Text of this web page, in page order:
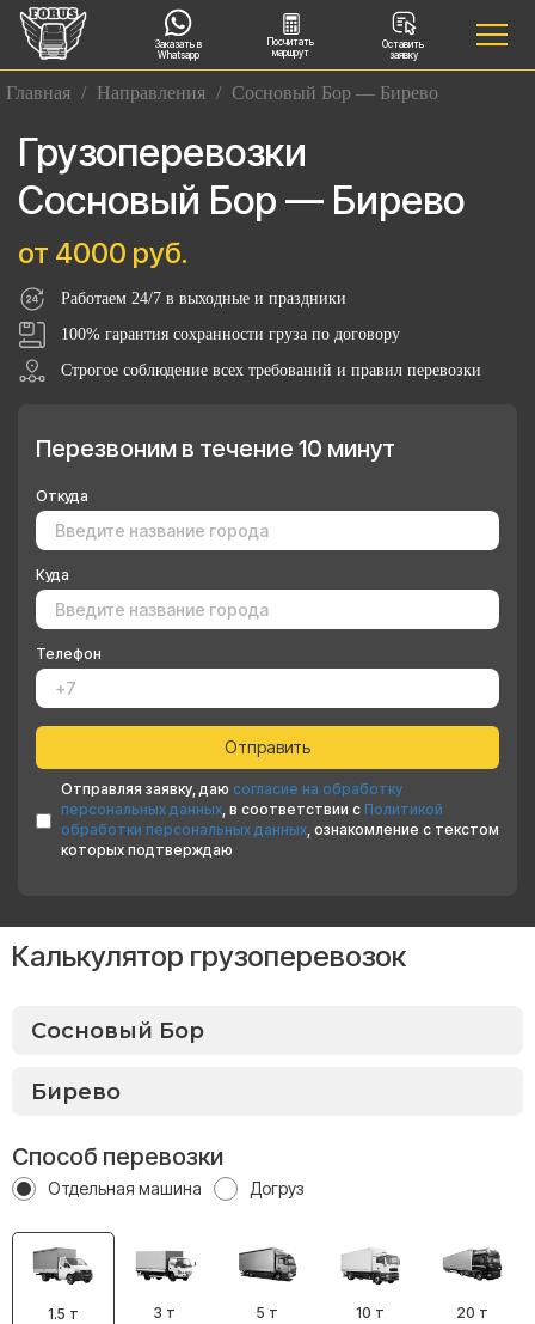
Заказать в
Whatsapp
Посчитать
маршрут
Оставить
заявку
Главная / Направления / Сосновый Бор — Бирево
Грузоперевозки
Сосновый Бор — Бирево
от 4000 руб.
Работаем 24/7 в выходные и праздники
100% гарантия сохранности груза по договору
Строгое соблюдение всех требований и правил перевозки
Перезвоним в течение 10 минут
Откуда
Куда
Телефон
Отправляя заявку, даю согласие на обработку
персональных данных, в соответствии с Политикой
обработки персональных данных, ознакомление с текстом
которых подтверждаю
Калькулятор грузоперевозок
Способ перевозки
Отдельная машина Догруз
1.5 т 3 т 5 т 10 т 20 т